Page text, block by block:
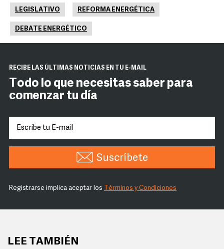
LEGISLATIVO REFORMA ENERGÉTICA
DEBATE ENERGÉTICO
RECIBE LAS ÚLTIMAS NOTICIAS EN TU E-MAIL
Todo lo que necesitas saber para
comenzar tu día
Suscríbete
Registrarse implica aceptar los Términos y Condiciones
LEE TAMBIÉN